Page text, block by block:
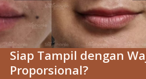
Slide 2 of 4.
Siap Tampil dengan
Proporsional?